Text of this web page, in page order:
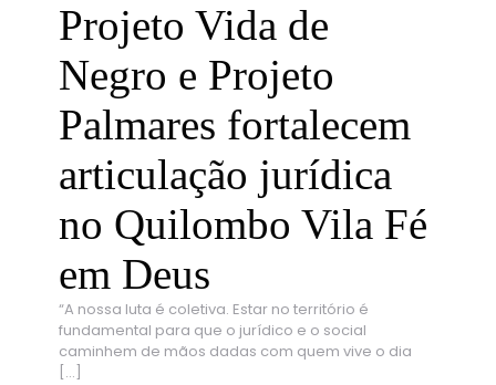
Projeto Vida de
Negro e Projeto
Palmares fortalecem
articulação jurídica
no Quilombo Vila Fé
em Deus
“A nossa luta é coletiva. Estar no território é
fundamental para que o jurídico e o social
caminhem de mãos dadas com quem vive o dia
[…]